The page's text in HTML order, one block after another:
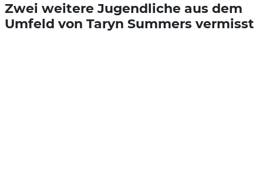
Zwei weitere Jugendliche aus dem
Umfeld von Taryn Summers vermisst